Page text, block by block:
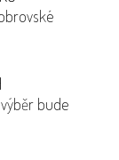
bude